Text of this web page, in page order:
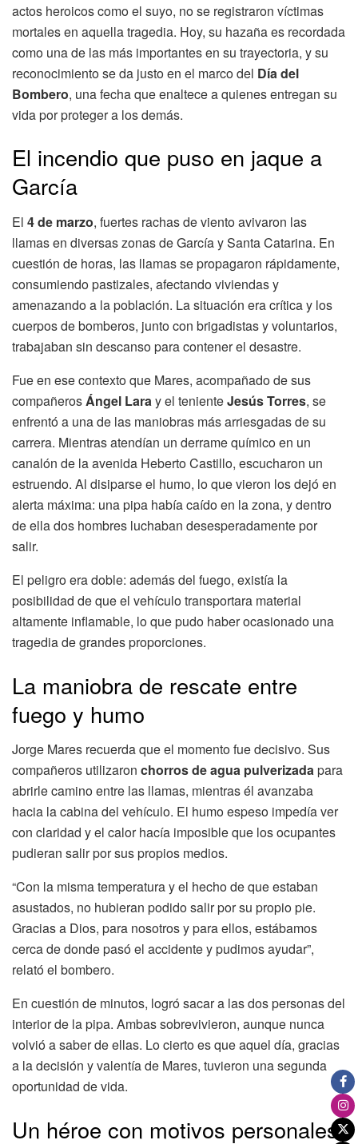
actos heroicos como el suyo, no se registraron víctimas
mortales en aquella tragedia. Hoy, su hazaña es recordada
como una de las más importantes en su trayectoria, y su
reconocimiento se da justo en el marco del Día del
Bombero, una fecha que enaltece a quienes entregan su
vida por proteger a los demás.
El incendio que puso en jaque a
García
El 4 de marzo, fuertes rachas de viento avivaron las
llamas en diversas zonas de García y Santa Catarina. En
cuestión de horas, las llamas se propagaron rápidamente,
consumiendo pastizales, afectando viviendas y
amenazando a la población. La situación era crítica y los
cuerpos de bomberos, junto con brigadistas y voluntarios,
trabajaban sin descanso para contener el desastre.
Fue en ese contexto que Mares, acompañado de sus
compañerosÁngel Laray el tenienteJesús Torres, se
enfrentó a una de las maniobras más arriesgadas de su
carrera. Mientras atendían un derrame químico en un
canalón de la avenida Heberto Castillo, escucharon un
estruendo. Al disiparse el humo, lo que vieron los dejó en
alerta máxima: una pipa había caído en la zona, y dentro
de ella dos hombres luchaban desesperadamente por
salir.
El peligro era doble: además del fuego, existía la
posibilidad de que el vehículo transportara material
altamente inflamable, lo que pudo haber ocasionado una
tragedia de grandes proporciones.
La maniobra de rescate entre
fuego y humo
Jorge Mares recuerda que el momento fue decisivo. Sus
compañeros utilizaron chorros de agua pulverizadapara
abrirle camino entre las llamas, mientras él avanzaba
hacia la cabina del vehículo. El humo espeso impedía ver
con claridad y el calor hacía imposible que los ocupantes
pudieran salir por sus propios medios.
“Con la misma temperatura y el hecho de que estaban
asustados, no hubieran podido salir por su propio pie.
Gracias a Dios, para nosotros y para ellos, estábamos
cerca de donde pasó el accidente y pudimos ayudar”,
relató el bombero.
En cuestión de minutos, logró sacar a las dos personas del
interior de la pipa. Ambas sobrevivieron, aunque nunca
volvió a saber de ellas. Lo cierto es que aquel día, gracias
a la decisión y valentía de Mares, tuvieron una segunda
oportunidad de vida.
Un héroe con motivos personales